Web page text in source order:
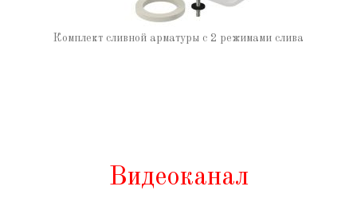
Комплект сливной арматуры с 2 режимами слива
Видеоканал